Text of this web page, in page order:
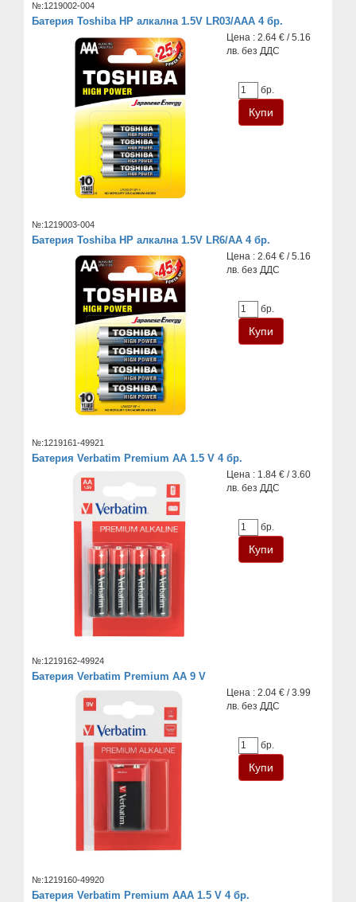
№:1219002-004
Батерия Toshiba HP алкална 1.5V LR03/AAA 4 бр.
Цена : 2.64 € / 5.16
лв. без ДДС
бр.
№:1219003-004
Батерия Toshiba HP алкална 1.5V LR6/AA 4 бр.
Цена : 2.64 € / 5.16
лв. без ДДС
бр.
№:1219161-49921
Батерия Verbatim Premium AA 1.5 V 4 бр.
Цена : 1.84 € / 3.60
лв. без ДДС
бр.
№:1219162-49924
Батерия Verbatim Premium AA 9 V
Цена : 2.04 € / 3.99
лв. без ДДС
бр.
№:1219160-49920
Батерия Verbatim Premium AAA 1.5 V 4 бр.